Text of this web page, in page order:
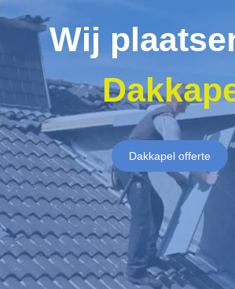
Wij
Dakkapel offerte